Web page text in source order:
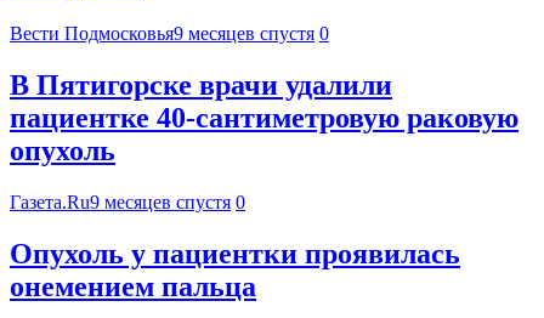
Вести Подмосковья9 месяцев спустя 0
В Пятигорске врачи удалили
пациентке 40-сантиметровую раковую
опухоль
Газета.Ru9 месяцев спустя 0
Опухоль у пациентки проявилась
онемением пальца